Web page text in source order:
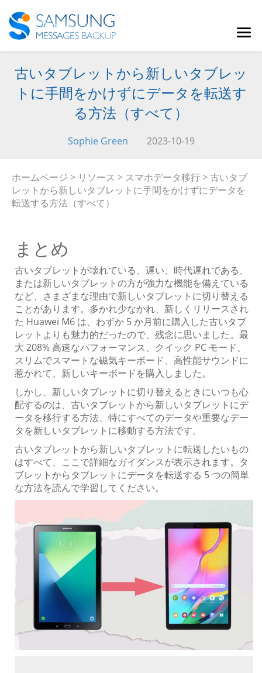
古いタブレットから新しいタブレッ
トに手間をかけずにデータを転送す
る方法（すべて）
Sophie Green 2023-10-19
ホームページ > リソース > スマホデータ移行 > 古いタブ
レットから新しいタブレットに手間をかけずにデータを
転送する方法（すべて）
まとめ
古いタブレットが壊れている、遅い、時代遅れである、
または新しいタブレットの方が強力な機能を備えている
など、さまざまな理由で新しいタブレットに切り替える
ことがあります。多かれ少なかれ、新しくリリースされ
た Huawei M6 は、わずか 5 か月前に購入した古いタブ
レットよりも魅力的だったので、残念に思いました。最
大 208% 高速なパフォーマンス、クイック PC モード、
スリムでスマートな磁気キーボード、高性能サウンドに
惹かれて、新しいキーボードを購入しました。
しかし、新しいタブレットに切り替えるときにいつも心
配するのは、古いタブレットから新しいタブレットにデ
ータを移行する方法、特にすべてのデータや重要なデー
タを新しいタブレットに移動する方法です。
古いタブレットから新しいタブレットに転送したいもの
はすべて、ここで詳細なガイダンスが表示されます。タ
ブレットからタブレットにデータを転送する 5 つの簡単
な方法を読んで学習してください。